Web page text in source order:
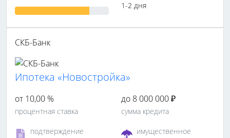
1-2 дня
СКБ-Банк
Ипотека «Новостройка»
от 10,00 %
процентная ставка
до 8 000 000 ₽
сумма кредита
подтверждение
имущественное